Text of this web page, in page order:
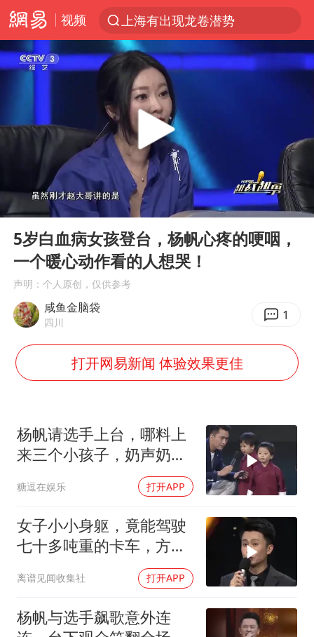
视频
上海有出现龙卷潜势
王传君 《披荆斩棘》
今日15时起福州地铁高架区段停运
国足U17与阿森纳决赛取消 并列冠军
王艺迪2-4不敌张本美和止步4强
2025年小学教师减少13.19万
王艺迪无缘横滨赛决赛
泰国：高度重视中国游客旅游体验
上海大部迎大暴雨
《龙餐馆》 冲奖
以军士兵把枪口对准中国记者
白海豚5次眼壁置换
Play
00:00 01:13
5岁白血病女孩登台，杨帆心疼的哽咽，
一个暖心动作看的人想哭！
声明：个人原创，仅供参考
咸鱼金脑袋
四川 1
打开网易新闻 体验效果更佳
杨帆请选手上台，哪料上
来三个小孩子，奶声奶气
糖逗在娱乐 打开APP
女子小小身躯，竟能驾驶
七十多吨重的卡车，方琼
离谱见闻收集社 打开APP
杨帆与选手飙歌意外连